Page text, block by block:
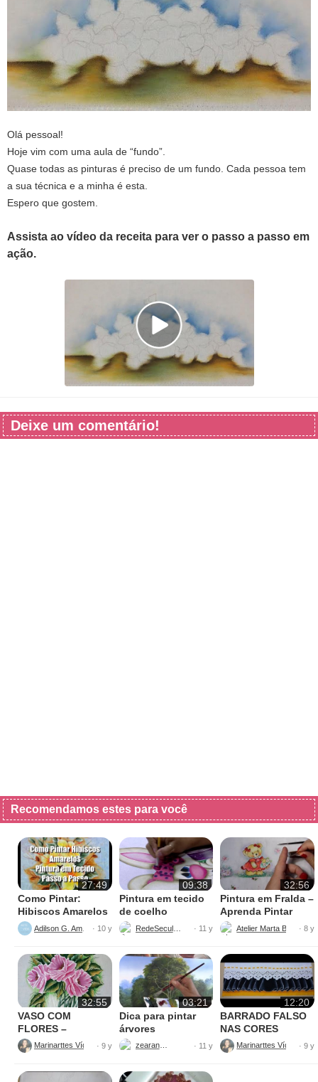
Olá pessoal!
Hoje vim com uma aula de “fundo”.
Quase todas as pinturas é preciso de um fundo. Cada pessoa tem
a sua técnica e a minha é esta.
Espero que gostem.
Assista ao vídeo da receita para ver o passo a passo em
ação.
Deixe um comentário!
Recomendamos estes para você
27:49
Como Pintar:
Hibiscos Amarelos
· 10 y
09:38
Pintura em tecido
de coelho
RedeSeculo21 · 11 y
32:56
Pintura em Fralda –
Aprenda Pintar
Ursinha
Atelier Marta Beatriz· 8 y
32:55
VASO COM
FLORES –
PINTURAS
· 9 y
03:21
Dica para pintar
árvores
zearantes · 11 y
12:20
BARRADO FALSO
NAS CORES
AMARELO E
PRETO
· 9 y